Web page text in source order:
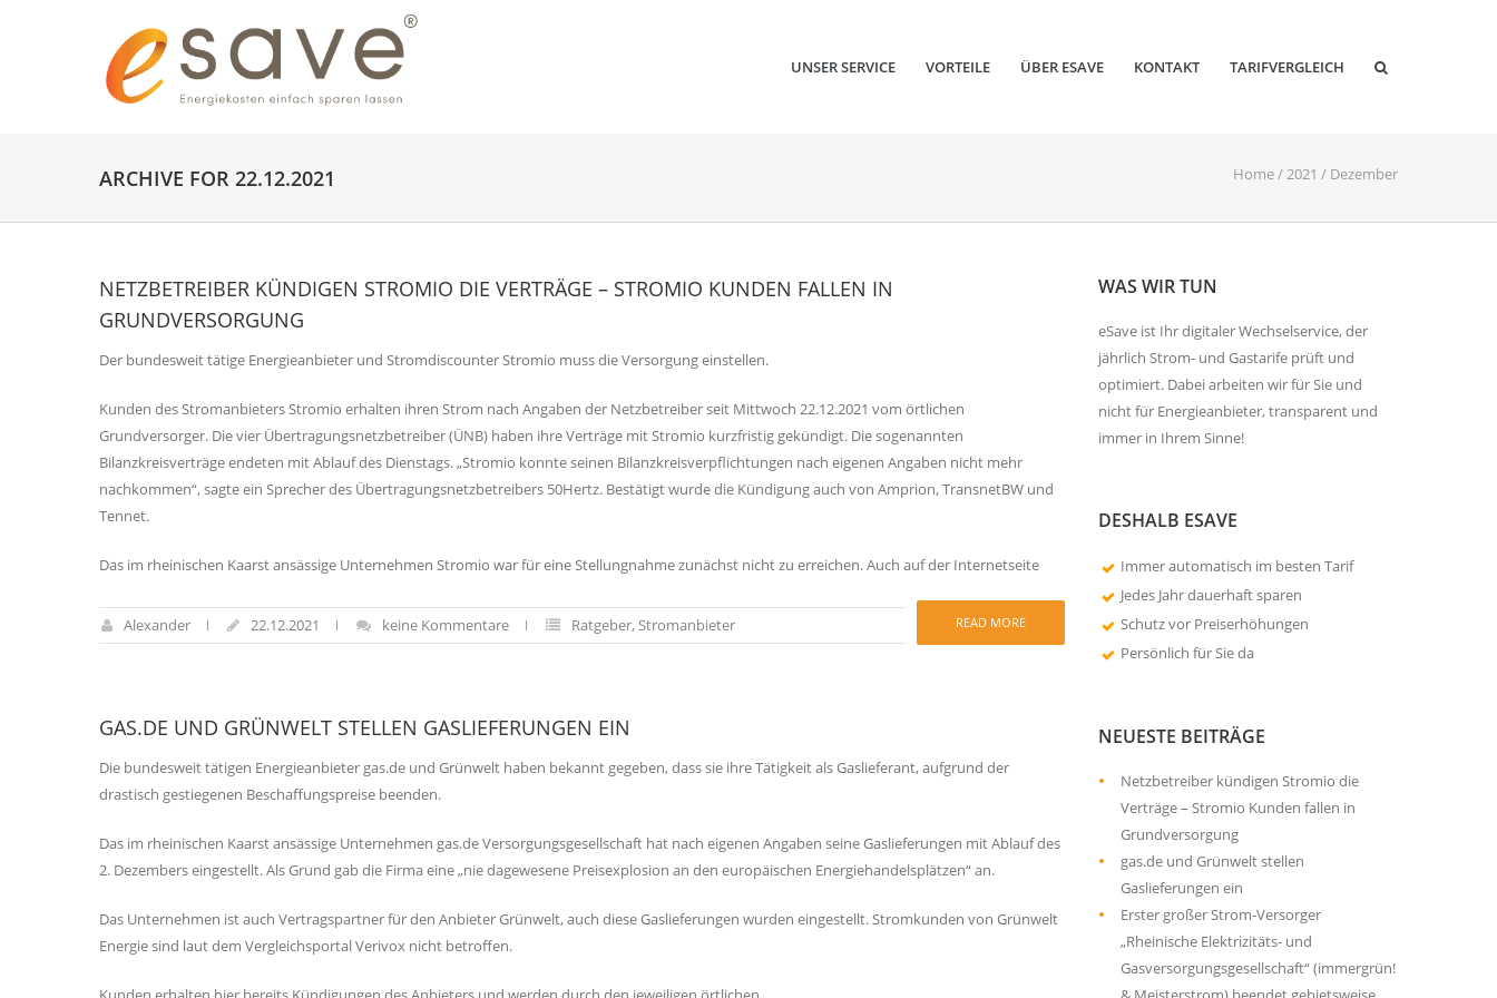
UNSER SERVICE VORTEILE ÜBER ESAVE KONTAKT TARIFVERGLEICH
ARCHIVE FOR 22.12.2021 Home/2021 / Dezember
NETZBETREIBER KÜNDIGEN STROMIO DIE VERTRÄGE – STROMIO KUNDEN FALLEN IN
GRUNDVERSORGUNG
Der bundesweit tätige Energieanbieter und Stromdiscounter Stromio muss die Versorgung einstellen.
Kunden des Stromanbieters Stromio erhalten ihren Strom nach Angaben der Netzbetreiber seit Mittwoch 22.12.2021 vom örtlichen
Grundversorger. Die vier Übertragungsnetzbetreiber (ÜNB) haben ihre Verträge mit Stromio kurzfristig gekündigt. Die sogenannten
Bilanzkreisverträge endeten mit Ablauf des Dienstags. „Stromio konnte seinen Bilanzkreisverpflichtungen nach eigenen Angaben nicht mehr
nachkommen“, sagte ein Sprecher des Übertragungsnetzbetreibers 50Hertz. Bestätigt wurde die Kündigung auch von Amprion, TransnetBW und
Tennet.
Das im rheinischen Kaarst ansässige Unternehmen Stromio war für eine Stellungnahme zunächst nicht zu erreichen. Auch auf der Internetseite
READ MORE
Alexander 22.12.2021 keine Kommentare Ratgeber, Stromanbieter
GAS.DE UND GRÜNWELT STELLEN GASLIEFERUNGEN EIN
Die bundesweit tätigen Energieanbieter gas.de und Grünwelt haben bekannt gegeben, dass sie ihre Tätigkeit als Gaslieferant, aufgrund der
drastisch gestiegenen Beschaffungspreise beenden.
Das im rheinischen Kaarst ansässige Unternehmen gas.de Versorgungsgesellschaft hat nach eigenen Angaben seine Gaslieferungen mit Ablauf des
2. Dezembers eingestellt. Als Grund gab die Firma eine „nie dagewesene Preisexplosion an den europäischen Energiehandelsplätzen“ an.
Das Unternehmen ist auch Vertragspartner für den Anbieter Grünwelt, auch diese Gaslieferungen wurden eingestellt. Stromkunden von Grünwelt
Energie sind laut dem Vergleichsportal Verivox nicht betroffen.
WAS WIR TUN
eSave ist Ihr digitaler Wechselservice, der
jährlich Strom- und Gastarife prüft und
optimiert. Dabei arbeiten wir für Sie und
nicht für Energieanbieter, transparent und
immer in Ihrem Sinne!
DESHALB ESAVE
Immer automatisch im besten Tarif
Jedes Jahr dauerhaft sparen
Schutz vor Preiserhöhungen
Persönlich für Sie da
NEUESTE BEITRÄGE
Netzbetreiber kündigen Stromio die
Verträge – Stromio Kunden fallen in
Grundversorgung
gas.de und Grünwelt stellen
Gaslieferungen ein
Erster großer Strom-Versorger
„Rheinische Elektrizitäts- und
Gasversorgungsgesellschaft“ (immergrün!